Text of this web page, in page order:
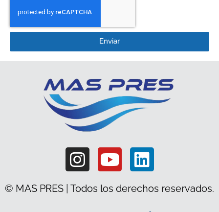
Enviar
© MAS PRES | Todos los derechos reservados.